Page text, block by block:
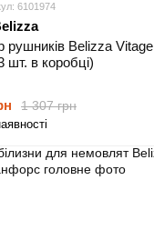
6101974
рушників Belizza Vitage
шт. в коробці)
1 307 грн